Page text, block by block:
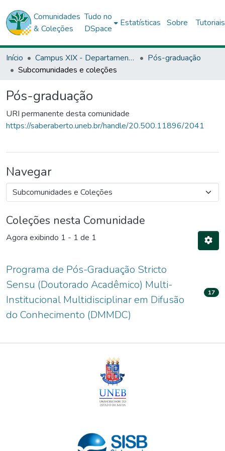
Comunidades
& Coleções
Tudo no
DSpace
Estatísticas Sobre Tutoriais
Início Campus XIX - Departamento de Ciências Humanas e Tecnologias (DCHT) - Camaçari
Pós-graduação
Subcomunidades e coleções
Pós-graduação
URI permanente desta comunidade
https://saberaberto.uneb.br/handle/20.500.11896/2041
Navegar
Coleções nesta Comunidade
Agora exibindo 1 - 1 de 1
Programa de Pós-Graduação Stricto
Sensu (Doutorado Acadêmico) Multi-
Institucional Multidisciplinar em Difusão
do Conhecimento (DMMDC)
17